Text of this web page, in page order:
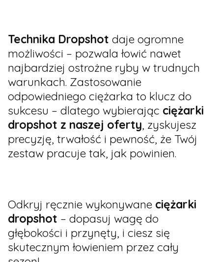
Technika Dropshot daje ogromne
możliwości – pozwala łowić nawet
najbardziej ostrożne ryby w trudnych
warunkach. Zastosowanie
odpowiedniego ciężarka to klucz do
sukcesu – dlatego wybierając ciężarki
dropshot z naszej oferty, zyskujesz
precyzję, trwałość i pewność, że Twój
zestaw pracuje tak, jak powinien.
Odkryj ręcznie wykonywane ciężarki
dropshot – dopasuj wagę do
głębokości i przynęty, i ciesz się
skutecznym łowieniem przez cały